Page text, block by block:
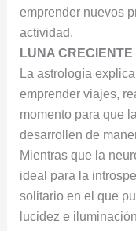
emprender nuevos
actividad.
LUNA CRECIENTE
La astrología
emprender viajes,
momento para que
desarrollen de
Mientras que la
ideal para la
solitario en el que
lucidez e